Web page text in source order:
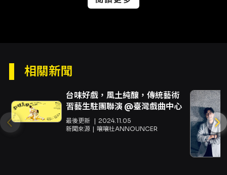
Douglas Carter Beane 改編劇本，呈現一個既
會，將年輕表演創作者與專業團隊的實力帶上同
拉在逆境中仍保有善良與勇氣，命運在一個神奇
夜晚開展，舞會成為她與王子相遇的轉捩點；然
而劇情並非只停留在等待魔法的層次，而是透過
角色間的衝突與選擇，探討個人在體制與期望下
如何尋找改變與自我實現的可能。劇中不僅呈現
艾拉的內在成長，也描繪王子與周遭人物對權
力、理想與同理心的抉擇，使原本童話式的浪
相關新聞
台味好戲，風土純釀，傳統藝術
習藝生駐團聯演 @臺灣戲曲中心
最後更新
2024.11.05
新聞來源
嚷嚷社ANNOUNCER